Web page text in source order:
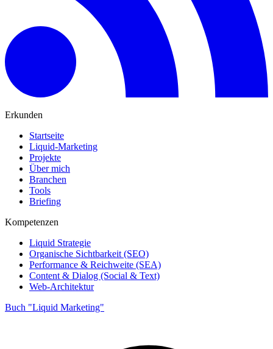
Erkunden
Startseite
Liquid-Marketing
Projekte
Über mich
Branchen
Tools
Briefing
Kompetenzen
Liquid Strategie
Organische Sichtbarkeit (SEO)
Performance & Reichweite (SEA)
Content & Dialog (Social & Text)
Web-Architektur
Buch "Liquid Marketing"